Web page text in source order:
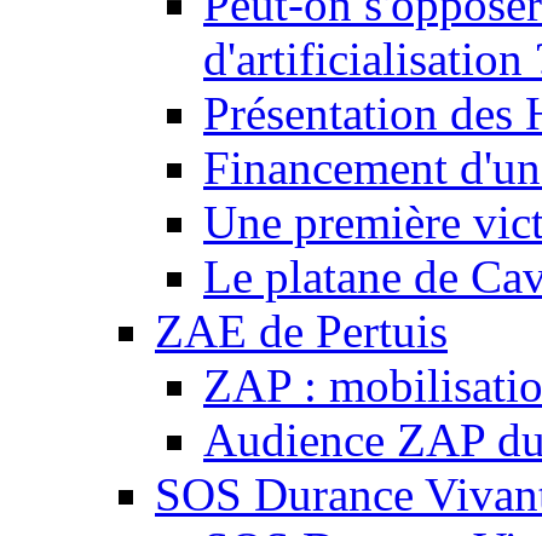
d'artificialisation
Présentation des
Financement
Une première
Le platane de
ZAE de Pertuis
ZAP :
Audience ZAP
SOS Durance